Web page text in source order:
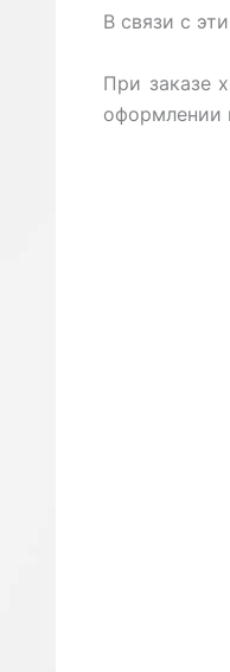
В связи с
При заказе
оформлении